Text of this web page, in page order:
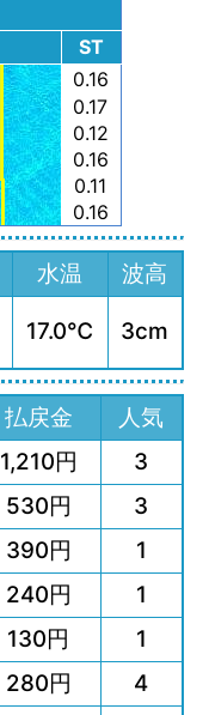
ST
0.16
0.17
0.12
0.16
0.11
0.16
水温 波高
17.0℃ 3cm
払戻金
人気
1,210円
3
530円
3
390円
1
240円 1
130円
1
280円
4